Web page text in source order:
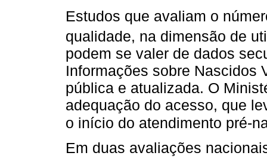
Estudos que avaliam o
qualidade, na dimensão de
podem se valer de dados
Informações sobre Nascidos
pública e atualizada. O
adequação do acesso, que
o início do atendimento pré-
Em duas avaliações